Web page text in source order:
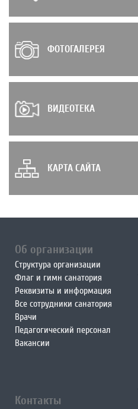
ФОТОГАЛЕРЕЯ
ВИДЕОТЕКА
КАРТА САЙТА
Об организации
Структура организации
Флаг и гимн санатория
Реквизиты и информация
Все сотрудники санатория
Врачи
Педагогический персонал
Вакансии
Контакты